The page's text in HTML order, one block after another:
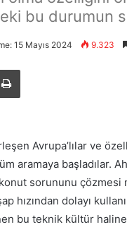
bu durumun
15 Mayıs 2024 9.323
ile paylaş
Avrupa’lılar ve
aramaya başladılar.
sorununu çözmesi
dolayı
bu teknik kültür